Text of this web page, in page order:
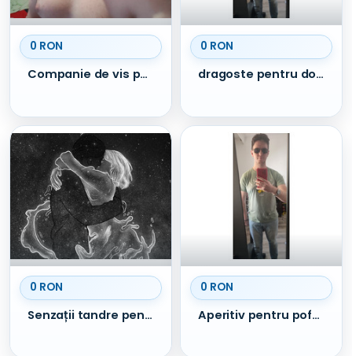
0 RON
Companie de vis pentru doamne Constanța
0 RON
dragoste pentru doamne Constanța
0 RON
Senzații tandre pentru doamne Constanța
0 RON
Aperitiv pentru pofta doamnelor Constanța